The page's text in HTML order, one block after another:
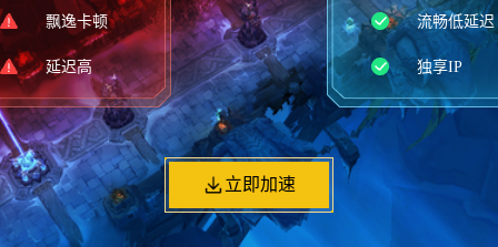
飘逸卡顿
延迟高
流畅低延迟
独享IP
立即加速